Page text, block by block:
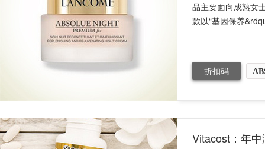
品主要面向成熟女
款以“基因保养
折扣码
Vitacost：年